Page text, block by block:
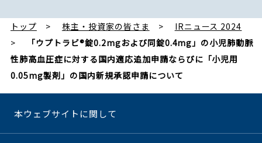
トップ 株主・投資家の皆さま
IRニュース 2024
「ウプトラビ®錠0.2mgおよび同錠0.4mg」の小児肺動脈
性肺高血圧症に対する国内適応追加申請ならびに「小児用
0.05mg製剤」の国内新規承認申請について
本ウェブサイトに関して